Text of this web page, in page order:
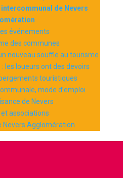
intercommunal de Nevers
événements
des communes
nouveau souffle au tourisme
les loueurs ont des devoirs
touristiques
mode d’emploi
de Nevers
et associations
Nevers Agglomération